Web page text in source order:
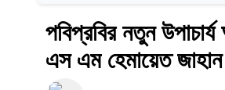
পবিপ্রবির নতুন
এস এম হেমায়েত জাহান